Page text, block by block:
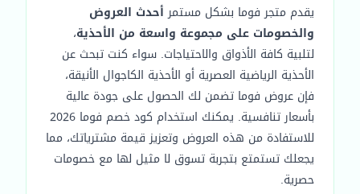
يقدم متجر فوما بشكل مستمرأحدث العروض
والخصومات على مجموعة واسعة من الأحذية،
لتلبية كافة الأذواق والاحتياجات. سواء كنت تبحث عن
الأحذية الرياضية العصرية أو الأحذية الكاجوال الأنيقة،
فإن عروض فوما تضمن لك الحصول على جودة عالية
بأسعار تنافسية. يمكنك استخدام كود خصم فوما 2026
للاستفادة من هذه العروض وتعزيز قيمة مشترياتك، مما
يجعلك تستمتع بتجربة تسوق لا مثيل لها مع خصومات
حصرية.